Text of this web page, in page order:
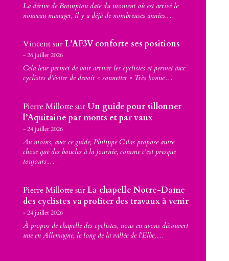
La dérive de Brompton date du moment où est arrivé le
nouveau manager, il y a déjà de nombreuses années.…
VincentsurL’AF3V conforte ses positions
26 juillet 2026
Cela leur permet de voir arriver les cyclistes et permet aux
cyclistes d’éviter de devoir « sonnetter » Très bonne…
Pierre MillottesurUn guide pour sillonner
l’Aquitaine par monts et par vaux
24 juillet 2026
Au moins, avec ce guide, Philippe Calas propose autre
chose que des boucles à la journée, comme c'est presque
toujours…
Pierre MillottesurLa chapelle Notre-Dame
des cyclistes va profiter des travaux à venir
24 juillet 2026
À propos de chapelle des cyclistes, nous en avons découvert
une en Allemagne, le long de la vallée de l'Elbe,…